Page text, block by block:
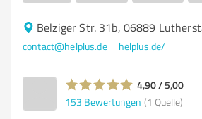
Belziger Str. 31b, 06889
contact@helplus.de helplus.de/
4,90 / 5,00
153 Bewertungen (1 Quelle)